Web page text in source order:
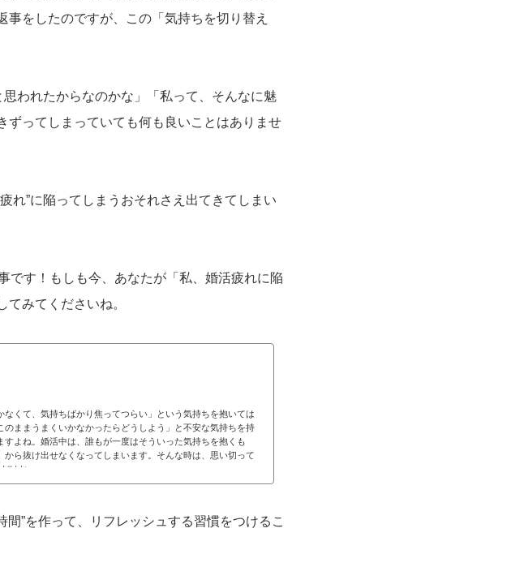
をしたのですが、この「気持ちを切り替え
思われたからなのかな」「私って、そんなに魅
ってしまっていても何も良いことはありませ
れ”に陥ってしまうおそれさえ出てきてしまい
です！もしも今、あなたが「私、婚活疲れに陥
みてくださいね。
くて、気持ちばかり焦ってつらい」という気持ちを抱いては
ままうまくいかなかったらどうしよう」と不安な気持ちを持
よね。婚活中は、誰もが一度はそういった気持ちを抱くも
ら抜け出せなくなってしまいます。そんな時は、思い切って
けお...
”を作って、リフレッシュする習慣をつけるこ